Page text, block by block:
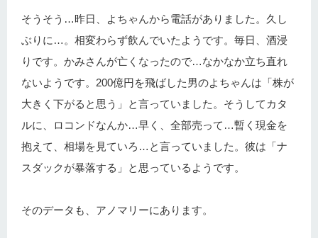
そうそう…昨日、よちゃんから電話がありました。久し
ぶりに…。相変わらず飲んでいたようです。毎日、酒浸
りです。かみさんが亡くなったので…なかなか立ち直れ
ないようです。200億円を飛ばした男のよちゃんは「株が
大きく下がると思う」と言っていました。そうしてカタ
ルに、ロコンドなんか…早く、全部売って…暫く現金を
抱えて、相場を見ていろ…と言っていました。彼は「ナ
スダックが暴落する」と思っているようです。
そのデータも、アノマリーにあります。